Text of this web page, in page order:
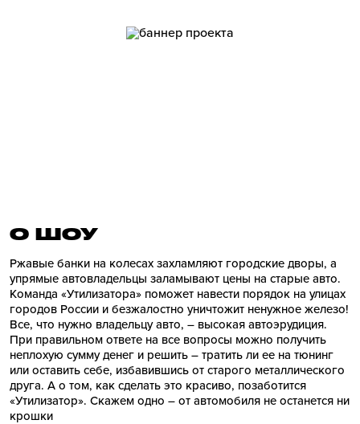
О ШОУ
Ржавые банки на колесах захламляют городские дворы, а
упрямые автовладельцы заламывают цены на старые авто.
Команда «Утилизатора» поможет навести порядок на улицах
городов России и безжалостно уничтожит ненужное железо!
Все, что нужно владельцу авто, – высокая автоэрудиция.
При правильном ответе на все вопросы можно получить
неплохую сумму денег и решить – тратить ли ее на тюнинг
или оставить себе, избавившись от старого металлического
друга. А о том, как сделать это красиво, позаботится
«Утилизатор». Скажем одно – от автомобиля не останется ни
крошки